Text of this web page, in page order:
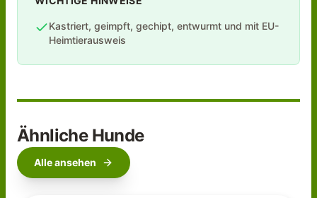
Kastriert, geimpft, gechipt, entwurmt und mit EU-
Heimtierausweis
Ähnliche Hunde
Alle ansehen